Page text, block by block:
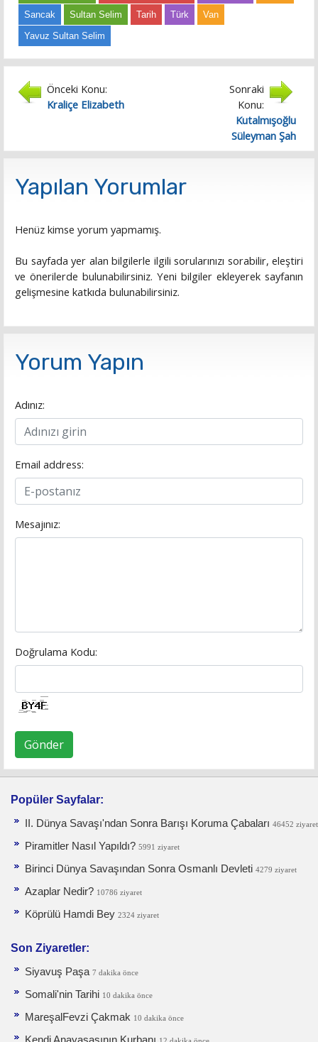
Sancak
Sultan Selim Tarih Türk
Van
Yavuz Sultan Selim
Önceki Konu:
Kraliçe Elizabeth
Sonraki
Konu:
Kutalmışoğlu
Süleyman Şah
Yapılan Yorumlar
Henüz kimse yorum yapmamış.
Bu sayfada yer alan bilgilerle ilgili sorularınızı sorabilir, eleştiri
ve önerilerde bulunabilirsiniz. Yeni bilgiler ekleyerek sayfanın
gelişmesine katkıda bulunabilirsiniz.
Yorum Yapın
Adınız:
Email address:
Mesajınız:
Doğrulama Kodu:
Gönder
Popüler Sayfalar:
II. Dünya Savaşı'ndan Sonra Barışı Koruma Ça­baları 46452 ziyaret
Piramitler Nasıl Yapıldı? 5991 ziyaret
Birinci Dünya Savaşından Sonra Osmanlı Devleti 4279 ziyaret
Azaplar Nedir? 10786 ziyaret
Köprülü Hamdi Bey 2324 ziyaret
Son Ziyaretler:
Siyavuş Paşa 7 dakika önce
Somali'nin Tarihi 10 dakika önce
MareşalFevzi Çakmak 10 dakika önce